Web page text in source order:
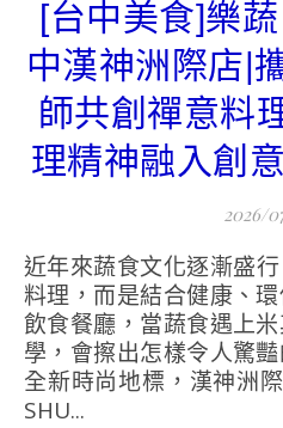
[台中美食]樂
中漢神洲際店|
師共創禪意料
理精神融入創
2026/
近年來蔬食文化逐漸盛行，不再只是單純的素食
料理，而是結合健康、
飲食餐廳，當蔬食遇上
學，會擦出怎樣令人驚
全新時尚地標，漢神洲
SHU...